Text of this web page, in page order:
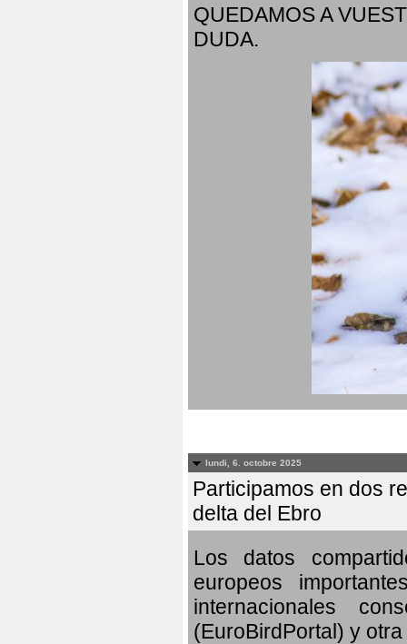
QUEDAMOS A
DUDA.
lundi, 6. octobre 2025
Participamos en dos
delta del Ebro
Los datos
europeos
internacionales
(EuroBirdPortal) y